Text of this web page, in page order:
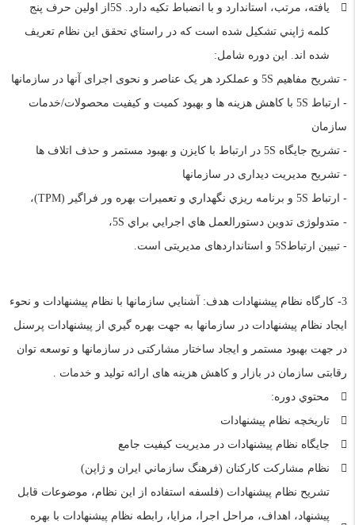
يافته، مرتب، استاندارد و با انضباط تکيه دارد. 5Sاز اولين حرف پنج
کلمه ژاپني تشکيل شده است که در راستاي تحقق اين نظام تعريف
شده اند. اين دوره شامل:
- تشريح مفاهيم 5S و عملکرد هر یک عناصر و نحوی اجرای آنها در سازمانها
- ارتباط 5S با کاهش هزینه ها و بهبود کمیت و کیفیت محصولات/خدمات
سازمان
- تشريح جايگاه 5S در ارتباط با کايزن و بهبود مستمر و حذف اتلاف ها
- تشریح مدیریت دیداری در سازمانها
- ارتباط 5S و برنامه ريزي نگهداري و تعميرات بهره ور فراگير (TPM)،
- متدولوژی تدوین دستورالعمل هاي اجرايي براي 5S،
- تبيين ارتباط5S و استانداردهای مديريتی است.
3- کارگاه نظام پیشنهادات هدف: آشنايي سازمانها با نظام پيشنهادات و نحوء
ايجاد نظام پیشنهادات در سازمانها به جهت بهره گيري از پيشنهادات پرسنل
در جهت بهبود مستمر و ایجاد ساختار مشارکتی در سازمانها و توسعه توان
رقابتی سازمان در بازار و کاهش هزینه های ارائه تولید و خدمات .
محتوي دوره:
تاريخچه نظام پيشنهادات
جايگاه نظام پيشنهادات در مديريت کيفيت جامع
نظام مشارکت کارکنان (فرهنگ سازماني ايران و ژاپن)
تشريح نظام پيشنهادات (فلسفه استفاده از اين نظام، موضوعات قابل
پيشنهاد، اهداف، مراحل اجرا، مزايا، رابطه نظام پيشنهادات با بهره